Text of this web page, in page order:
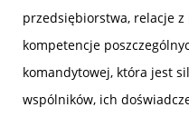
przedsiębiorstwa, relacje
kompetencje
komandytowej, która jest
wspólników, ich